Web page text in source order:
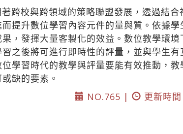
跨校與跨領域的策略聯盟發展，透過結
提升數位學習內容元件的量與質。依據
，發揮大量客製化的效益。數位教學環
之後將可進行即時性的評量，並與學生
學習時代的教學與評量要能有效推動，
缺的要素。
NO.765 |
更新時